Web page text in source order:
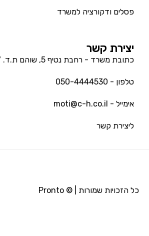
פסלים ודקורציה למשרד
יצירת קשר
כתובת משרד - רחבת נטיף 5, שוהם ת.ד. 2137
טלפון - 050-4444530
אימייל - moti@c-h.co.il
ליצירת קשר
כל הזכויות שמורות | © Pronto